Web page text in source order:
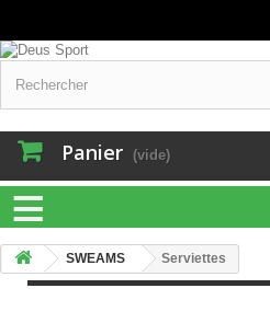
Panier (vide)
≡
SWEAMS Serviettes